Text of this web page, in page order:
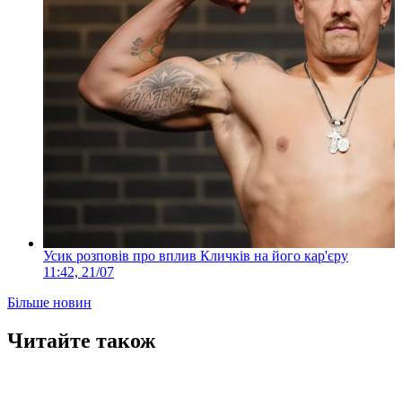
Усик розповів про вплив Кличків на його кар'єру
11:42, 21/07
Більше новин
Читайте також